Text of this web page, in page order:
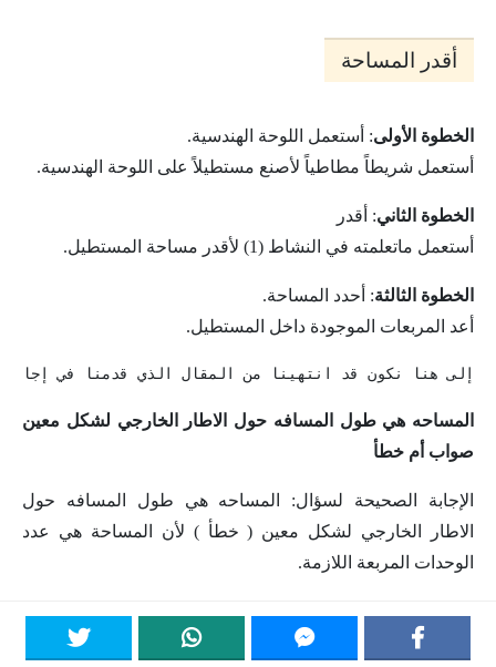
أقدر المساحة
الخطوة الأولى: أستعمل اللوحة الهندسية.
أستعمل شريطاً مطاطياً لأصنع مستطيلاً على اللوحة الهندسية.
الخطوة الثاني: أقدر
أستعمل ماتعلمته في النشاط (1) لأقدر مساحة المستطيل.
الخطوة الثالثة: أحدد المساحة.
أعد المربعات الموجودة داخل المستطيل.
إلى هنا نكون قد انتهينا من المقال الذي قدمنا في
المساحه هي طول المسافه حول الاطار الخارجي لشكل معين
صواب أم خطأ
الإجابة الصحيحة لسؤال: المساحه هي طول المسافه حول
الاطار الخارجي لشكل معين ( خطأ ) لأن المساحة هي عدد
الوحدات المربعة اللازمة.